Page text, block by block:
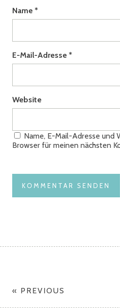
Name *
E-Mail-Adresse *
Website
Name, E-Mail-Adresse und
Browser für meinen nächsten
« PREVIOUS